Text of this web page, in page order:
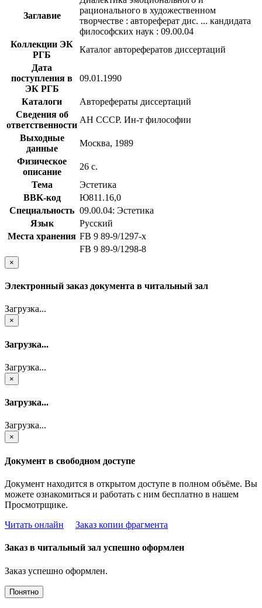
Заглавие
рационального в художественном
творчестве : автореферат дис. ... кандидата
философских наук : 09.00.04
Коллекции ЭК
РГБ
Каталог авторефератов диссертаций
Дата
поступления в
ЭК РГБ
09.01.1990
Каталоги
Авторефераты диссертаций
Сведения об
ответственности
АН СССР. Ин-т философии
Выходные
данные
Москва, 1989
Физическое
описание
26 с.
Тема
Эстетика
BBK-код
Ю811.16,0
Специальность 09.00.04: Эстетика
Язык
Русский
Места хранения FB 9 89-9/1297-x
FB 9 89-9/1298-8
×
Электронный заказ документа в читальный зал
Загрузка...
×
Загрузка...
Загрузка...
×
Загрузка...
Загрузка...
×
Документ в свободном доступе
Документ находится в открытом доступе в полном объёме. Вы
можете ознакомиться и работать с ним бесплатно в нашем
Просмотрщике.
Читать онлайн
Заказ копии фрагмента
Заказ в читальный зал успешно оформлен
Заказ успешно оформлен.
Понятно